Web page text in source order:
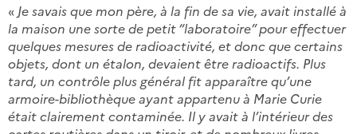
« Je savais que mon père, à la fin de sa vie, avait installé à
la maison une sorte de petit “laboratoire” pour effectuer
quelques mesures de radioactivité, et donc que certains
objets, dont un étalon, devaient être radioactifs. Plus
tard, un contrôle plus général fit apparaître qu’une
armoire-bibliothèque ayant appartenu à Marie Curie
était clairement contaminée. Il y avait à l’intérieur des